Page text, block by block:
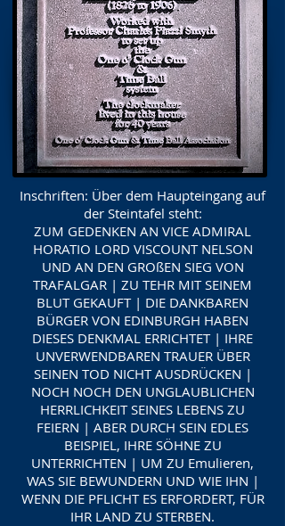
Inschriften: Über dem Haupteingang auf
der Steintafel steht:
ZUM GEDENKEN AN VICE ADMIRAL
HORATIO LORD VISCOUNT NELSON
UND AN DEN GROßEN SIEG VON
TRAFALGAR | ZU TEHR MIT SEINEM
BLUT GEKAUFT | DIE DANKBAREN
BÜRGER VON EDINBURGH HABEN
DIESES DENKMAL ERRICHTET | IHRE
UNVERWENDBAREN TRAUER ÜBER
SEINEN TOD NICHT AUSDRÜCKEN |
NOCH NOCH DEN UNGLAUBLICHEN
HERRLICHKEIT SEINES LEBENS ZU
FEIERN | ABER DURCH SEIN EDLES
BEISPIEL, IHRE SÖHNE ZU
UNTERRICHTEN | UM ZU Emulieren,
WAS SIE BEWUNDERN UND WIE IHN |
WENN DIE PFLICHT ES ERFORDERT, FÜR
IHR LAND ZU STERBEN.